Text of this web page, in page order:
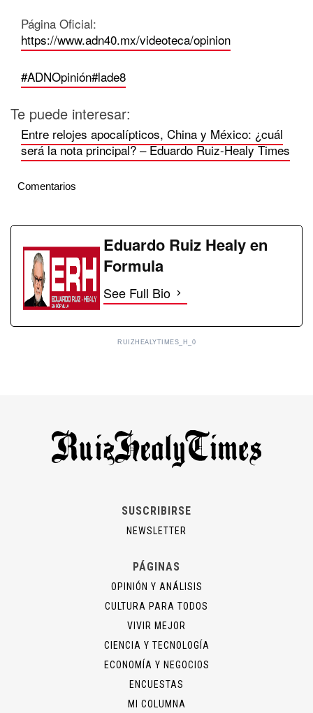
Página Oficial:
https://www.adn40.mx/videoteca/opinion
#ADNOpinión#lade8
Te puede interesar:
Entre relojes apocalípticos, China y México: ¿cuál
será la nota principal? – Eduardo Ruiz-Healy Times
Comentarios
Eduardo Ruiz Healy en
Formula
See Full Bio
RUIZHEALYTIMES_H_0
SUSCRIBIRSE
NEWSLETTER
PÁGINAS
OPINIÓN Y ANÁLISIS
CULTURA PARA TODOS
VIVIR MEJOR
CIENCIA Y TECNOLOGÍA
ECONOMÍA Y NEGOCIOS
ENCUESTAS
MI COLUMNA